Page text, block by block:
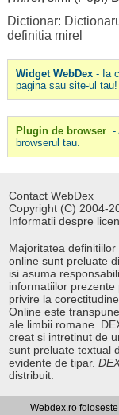
Dictionar:
definitia mirel
Widget WebDex- Ia
pagina sau site-ul tau!
Plugin de browser -
browserul tau.
Contact WebDex
Copyright (C) 2004-
Informatii despre
Majoritatea
online sunt preluate
isi asuma
informatiilor
privire la
Online este
ale limbii romane.
creat si intretinut de
sunt preluate textual
evidente de tipar.
distribuit.
Webdex.ro